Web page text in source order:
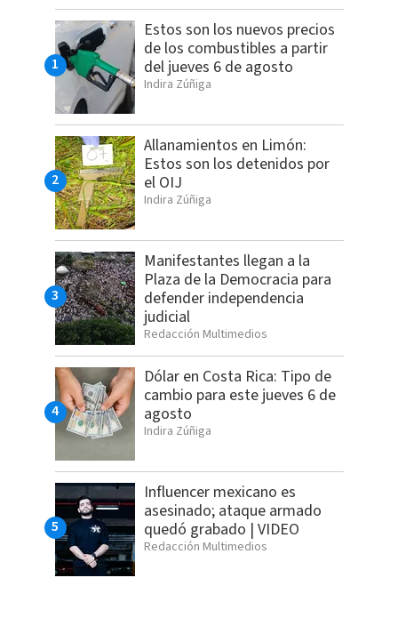
Estos son los nuevos precios
de los combustibles a partir
del jueves 6 de agosto
Indira Zúñiga
Allanamientos en Limón:
Estos son los detenidos por
el OIJ
Indira Zúñiga
Manifestantes llegan a la
Plaza de la Democracia para
defender independencia
judicial
Redacción Multimedios
Dólar en Costa Rica: Tipo de
cambio para este jueves 6 de
agosto
Indira Zúñiga
Influencer mexicano es
asesinado; ataque armado
quedó grabado | VIDEO
Redacción Multimedios